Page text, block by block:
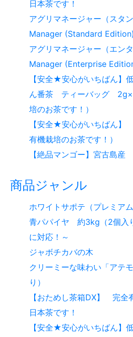
日本茶です！
アグリマネージャー（スタ
Manager (Standard Edition)
アグリマネージャー（エン
Manager (Enterprise
【安全★安心がいちばん】
ん番茶 ティーバッグ
培のお茶です！）
【安全★安心がいちばん
有機栽培のお茶です！）
【絶品マンゴー】宮古島産
商品ジャンル
ホワイトサポテ（プレミア
青パパイヤ 約3kg（2個入
に対応！～
ジャボチカバの木
クリーミーな味わい「アテ
り）
【おためし茶箱DX】 完全
日本茶です！
【安全★安心がいちばん】